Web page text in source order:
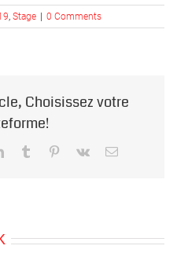
, Stage | 0 Comments
Choisissez votre
LinkedInTumblr Pinterest
Vk Email